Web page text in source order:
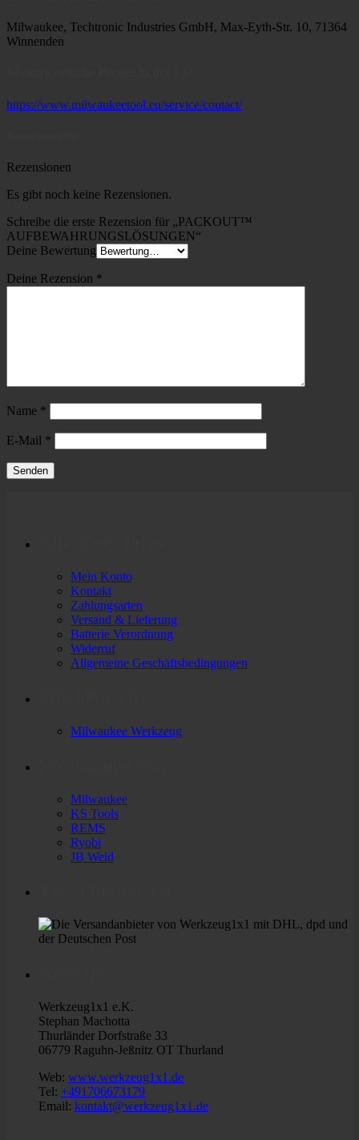
Milwaukee, Techtronic Industries GmbH, Max-Eyth-Str. 10, 71364
Winnenden
https://www.milwaukeetool.eu/service/contact/
Rezensionen
Es gibt noch keine Rezensionen.
Schreibe die erste Rezension für „PACKOUT™
AUFBEWAHRUNGSLÖSUNGEN“
Deine Bewertung
Deine Rezension *
Name *
E-Mail *
Mein Konto
Kontakt
Zahlungsarten
Versand & Lieferung
Batterie Verordnung
Widerruf
Allgemeine Geschäftsbedingungen
Milwaukee Werkzeug
Milwaukee
KS Tools
REMS
Ryobi
JB Weld
Werkzeug1x1 e.K.
Stephan Machotta
Thurländer Dorfstraße 33
06779 Raguhn-Jeßnitz OT Thurland
Web: www.werkzeug1x1.de
Tel: +491706673179
Email: kontakt@werkzeug1x1.de